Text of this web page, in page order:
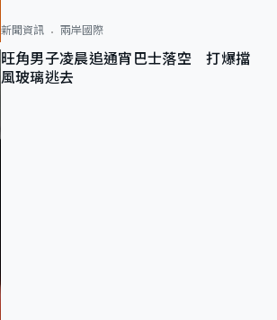
新聞資訊 兩岸國際
旺角男子凌晨追通宵巴士落空 打爆擋
風玻璃逃去